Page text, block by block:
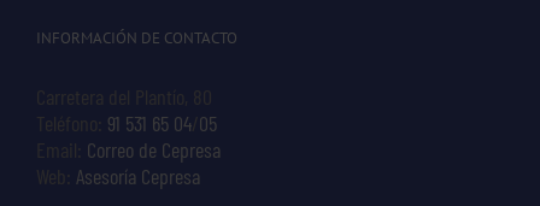
INFORMACIÓN DE CONTACTO
Carretera del Plantío, 80
Teléfono: 91 531 65 04 05
Email: Correo de Cepresa
Web: Asesoría Cepresa